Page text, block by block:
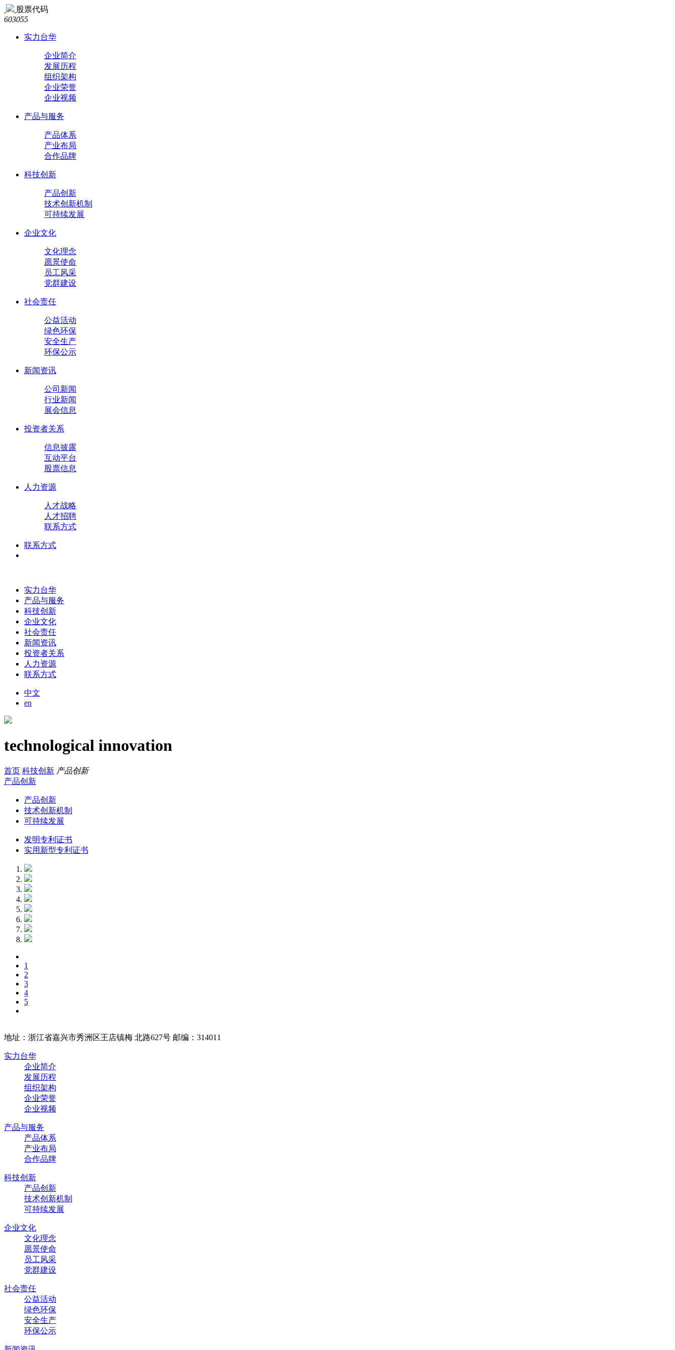
股票代码
603055
实力台华
企业简介
发展历程
组织架构
企业荣誉
企业视频
产品与服务
产品体系
产业布局
合作品牌
科技创新
产品创新
技术创新机制
可持续发展
企业文化
文化理念
愿景使命
员工风采
党群建设
社会责任
公益活动
绿色环保
安全生产
环保公示
新闻资讯
公司新闻
行业新闻
展会信息
投资者关系
信息披露
互动平台
股票信息
人力资源
人才战略
人才招聘
联系方式
联系方式
实力台华
产品与服务
科技创新
企业文化
社会责任
新闻资讯
投资者关系
人力资源
联系方式
中文
en
technological innovation
首页 科技创新 产品创新
产品创新
产品创新
技术创新机制
可持续发展
发明专利证书
实用新型专利证书
1
2
3
4
5
地址：浙江省嘉兴市秀洲区王店镇梅 北路627号 邮编：314011
实力台华
企业简介
发展历程
组织架构
企业荣誉
企业视频
产品与服务
产品体系
产业布局
合作品牌
科技创新
产品创新
技术创新机制
可持续发展
企业文化
文化理念
愿景使命
员工风采
党群建设
社会责任
公益活动
绿色环保
安全生产
环保公示